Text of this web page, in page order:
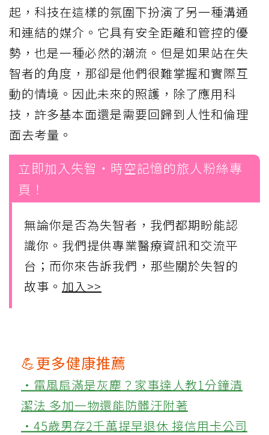
起，科技在這樣的氛圍下扮演了另一種溝通
和連結的媒介。它具有安全距離和管控的優
勢，也是一種必然的潮流。但是如果站在失
智者的角度，那卻是他們很難掌握和實際互
動的情境。因此未來的照護，除了應用科
技，許多基本面還是需要回歸到人性和倫理
面去考量。
立即加入失智・時空記憶的旅人粉絲專
頁！
無論你是否為失智者，我們都期盼能認
識你。我們提供專業醫療資訊和交流平
台；而你來告訴我們，那些關於失智的
故事。 加入>>
💪更多健康推薦
‧電風扇滿是灰塵？家事達人教1分鐘清
潔法 多加一物還能防髒汙附著
‧45歲男存2千萬提早退休 接信用卡公司